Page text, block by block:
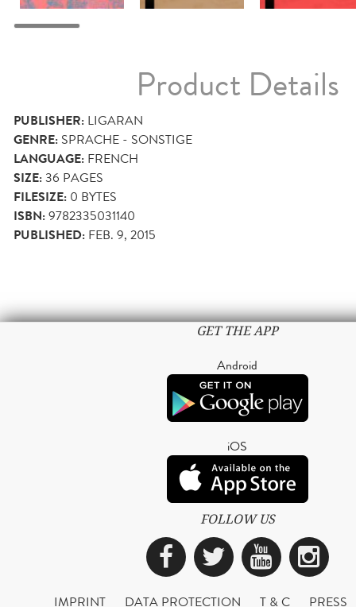
Product Details
PUBLISHER: LIGARAN
GENRE: SPRACHE - SONSTIGE
LANGUAGE: FRENCH
SIZE:36 PAGES
FILESIZE: 0 BYTES
ISBN:9782335031140
PUBLISHED: FEB. 9, 2015
GET THE APP
Android
iOS
FOLLOW US
Facebook
Twitter
IMPRINT DATA PROTECTION T & C
PRESS